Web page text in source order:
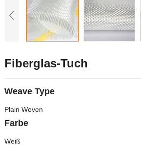
Fiberglas-Tuch
Weave Type
Plain Woven
Farbe
Weiß